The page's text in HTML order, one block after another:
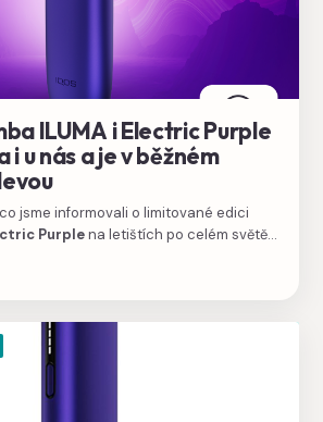
ILUMA i Electric Purple
u nás a je v běžném
jsme informovali o limitované edici
Purplena letištích po celém světě s
i u nás!